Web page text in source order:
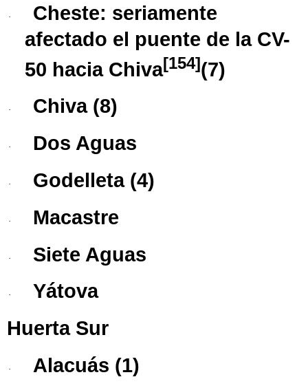
· Cheste: seriamente
afectado el puente de la CV-
50 hacia Chiva[154]​ (7)
· Chiva(8)
· Dos Aguas
· Godelleta(4)
· Macastre
· Siete Aguas
·
Yátova
Huerta Sur
· Alacuás (1)